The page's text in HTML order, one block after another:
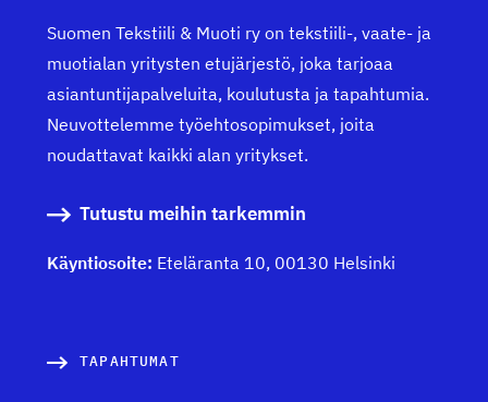
Suomen Tekstiili & Muoti ry on tekstiili-, vaate- ja
muotialan yritysten etujärjestö, joka tarjoaa
asiantuntijapalveluita, koulutusta ja tapahtumia.
Neuvottelemme työehtosopimukset, joita
noudattavat kaikki alan yritykset.
Tutustu meihin tarkemmin
Käyntiosoite: Eteläranta 10, 00130 Helsinki
TAPAHTUMAT